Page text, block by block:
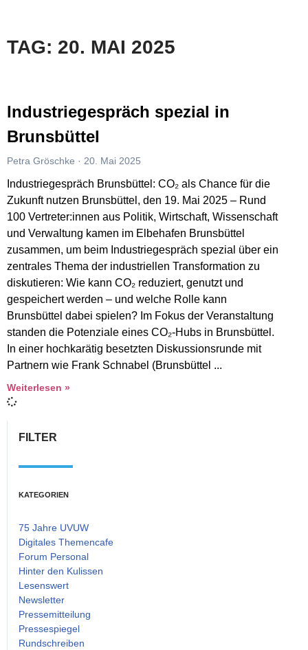
TAG: 20. MAI 2025
Industriegespräch spezial in
Brunsbüttel
Petra Gröschke 20. Mai 2025
Industriegespräch Brunsbüttel: CO₂ als Chance für die
Zukunft nutzen Brunsbüttel, den 19. Mai 2025 – Rund
100 Vertreter:innen aus Politik, Wirtschaft, Wissenschaft
und Verwaltung kamen im Elbehafen Brunsbüttel
zusammen, um beim Industriegespräch spezial über ein
zentrales Thema der industriellen Transformation zu
diskutieren: Wie kann CO₂ reduziert, genutzt und
gespeichert werden – und welche Rolle kann
Brunsbüttel dabei spielen? Im Fokus der Veranstaltung
standen die Potenziale eines CO₂-Hubs in Brunsbüttel.
In einer hochkarätig besetzten Diskussionsrunde mit
Partnern wie Frank Schnabel (Brunsbüttel
Weiterlesen »
FILTER
KATEGORIEN
75 Jahre UVUW
Digitales Themencafe
Forum Personal
Hinter den Kulissen
Lesenswert
Newsletter
Pressemitteilung
Pressespiegel
Rundschreiben